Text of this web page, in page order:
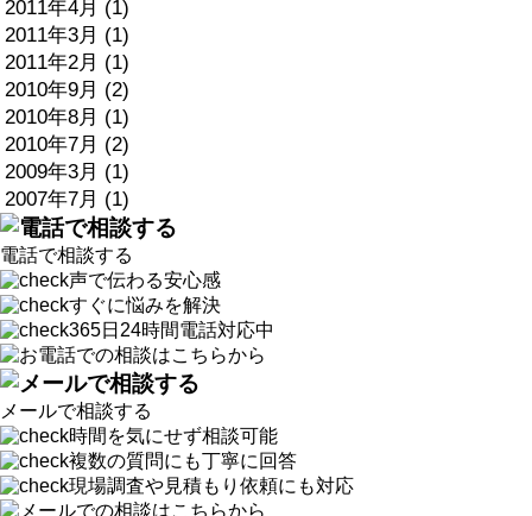
2011年4月 (1)
2011年3月 (1)
2011年2月 (1)
2010年9月 (2)
2010年8月 (1)
2010年7月 (2)
2009年3月 (1)
2007年7月 (1)
電話で相談する
声で伝わる安心感
すぐに悩みを解決
365日24時間電話対応中
メールで相談する
時間を気にせず相談可能
複数の質問にも丁寧に回答
現場調査や見積もり依頼にも対応